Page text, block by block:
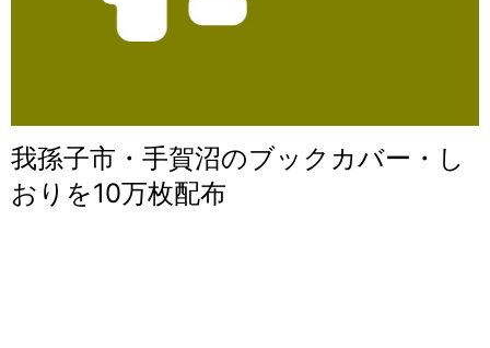
我孫子市・手賀沼のブックカバー・し
おりを10万枚配布